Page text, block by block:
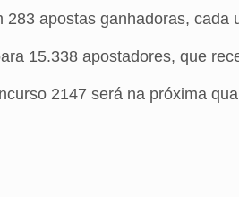
283 apostas ganhadoras, cada
15.338 apostadores, que
2147 será na próxima